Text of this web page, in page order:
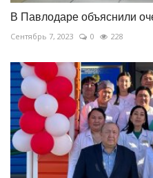
В Павлодаре объяснили
Сентябрь 7, 2023 0 228